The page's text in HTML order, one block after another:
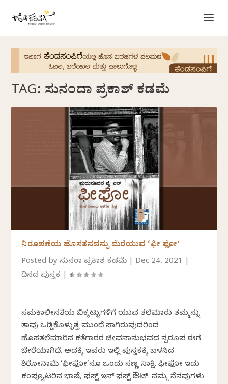
TAG: ಸುನಂದಾ ಪ್ರಕಾಶ್ ಕಡಮೆ
ನಿರೂಪಣೆಯ ಹೊಸತನವನ್ನು ಮೆರೆಯುವ ‘ಫೀ ಫೋ’
Posted byಸುನಂದಾ ಪ್ರಕಾಶ ಕಡಮೆ Dec 24, 2021
ದಿನದ ಪುಸ್ತಕ |
ಸಮಕಾಲೀನತೆಯ ಬಿಕ್ಕಟ್ಟುಗಳಿಗೆ ಯುವ ತಲೆಮಾರು ತಮ್ಮನ್ನು
ತಾವು ಒಡ್ಡಿಕೊಳ್ಳುತ್ತ ಮುಂದೆ ಸಾಗಿರುವುದರಿಂದ
ಹೊಸತಲೆಮಾರಿನ ಕತೆಗಾರರ ಜೀವನಾನುಭವದ ಸ್ವರೂಪ ಈಗ
ಬೇರೆಯಾಗಿದೆ. ಅದಕ್ಕೆ ಇವರು ಇಲ್ಲಿ ಪುಸ್ತಕಕ್ಕೆ ಬಳಸಿದ
ಶಿರೋನಾಮೆ ‘ಫೀಫೋ’ನೂ ಒಂದು ಸಣ್ಣ ಸಾಕ್ಷಿ. ಫೀಫೋ ಇದು
ಕಂಪ್ಯೂಟರಿನ ಭಾಷೆ, ಫಸ್ಟ್ ಇನ್ ಫಸ್ಟ್ ಔಟ್. ನಮ್ಮ ನೆನಪುಗಳು